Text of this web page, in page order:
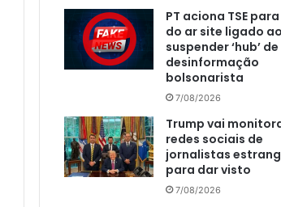
PT aciona TSE
do ar site ligado ao
suspender ‘hub’ de
desinformação
bolsonarista
7/08/2026
Trump vai
redes sociais de
jornalistas
para dar visto
7/08/2026